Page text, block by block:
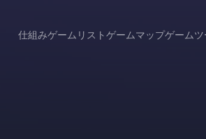
仕組みゲームリストゲームマップゲーム